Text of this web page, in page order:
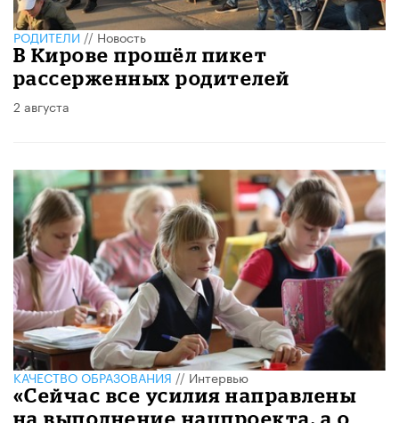
РОДИТЕЛИ//Новость
В Кирове прошёл пикет
рассерженных родителей
2 августа
КАЧЕСТВО ОБРАЗОВАНИЯ//Интервью
«Сейчас все усилия направлены
на выполнение нацпроекта, а о